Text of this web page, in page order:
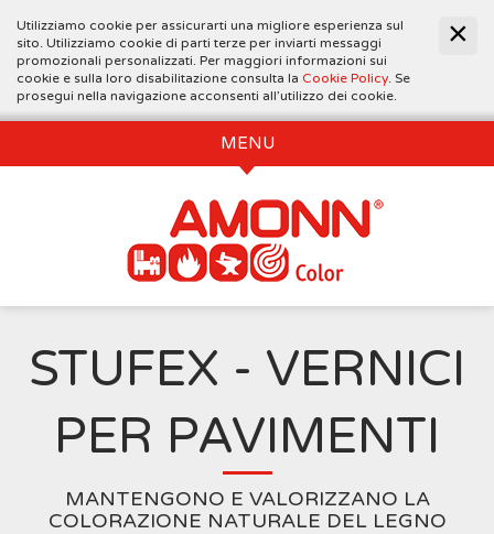
Utilizziamo cookie per assicurarti una migliore esperienza sul
sito. Utilizziamo cookie di parti terze per inviarti messaggi
promozionali personalizzati. Per maggiori informazioni sui
cookie e sulla loro disabilitazione consulta la Cookie Policy. Se
prosegui nella navigazione acconsenti all’utilizzo dei cookie.
MENU
STUFEX - VERNICI
PER PAVIMENTI
MANTENGONO E VALORIZZANO LA
COLORAZIONE NATURALE DEL LEGNO